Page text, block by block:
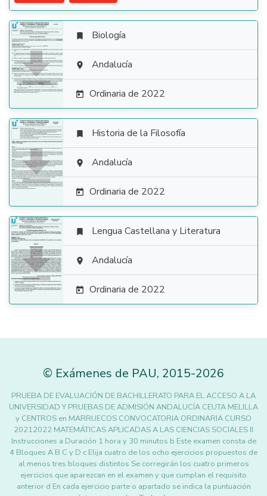

 Biología
 Andalucía
 Ordinaria de 2022

 Historia de la Filosofía
 Andalucía
 Ordinaria de 2022

 Lengua Castellana y Literatura
 Andalucía
 Ordinaria de 2022
© Exámenes de PAU, 2015-2026
PRUEBA DE EVALUACIÓN DE BACHILLERATO PARA EL ACCESO A LA
UNIVERSIDAD Y PRUEBAS DE ADMISIÓN ANDALUCÍA CEUTA MELILLA
y CENTROS en MARRUECOS CONVOCATORIA ORDINARIA CURSO
20212022 MATEMÁTICAS APLICADAS A LAS CIENCIAS SOCIALES II
Instrucciones a Duración 1 hora y 30 minutos b Este examen consta de
4 Bloques A B C y D c Elija cuatro de los ocho ejercicios propuestos de
al menos tres bloques distintos Se corregirán los cuatro primeros
ejercicios que aparezcan en el examen y que cumplan el requisito
anterior d En cada ejercicio parte o apartado se indica la puntuación